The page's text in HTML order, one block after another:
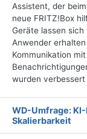
Assistent, der
neue FRITZ!Box
Geräte lassen
Anwender
Kommunikation
wurden verbessert
WD-Umfrage:
Skalierbarkeit